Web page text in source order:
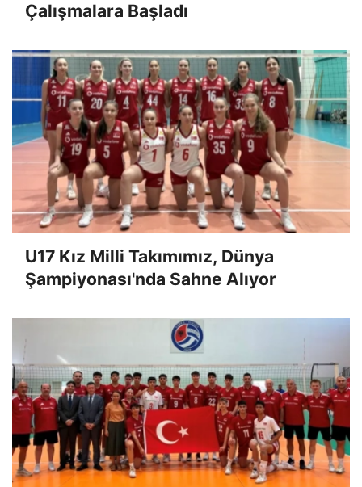
Çalışmalara Başladı
U17 Kız Milli Takımımız, Dünya
Şampiyonası'nda Sahne Alıyor